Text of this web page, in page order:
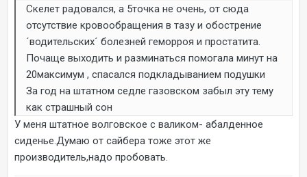
Скелет радовался, а 5точка не очень, от сюда
отсутствие кровообращения в тазу и обострение
´водительских´ болезней геморроя и простатита.
Почаще выходить и разминаться помогала минут на
20максимум , спасался подкладыванием подушки
За год на штатном седле газовском забыл эту тему
как страшный сон
У меня штатное волговское с валиком- абалденное
сиденье.Думаю от сайбера тоже этот же
производитель,надо пробовать.